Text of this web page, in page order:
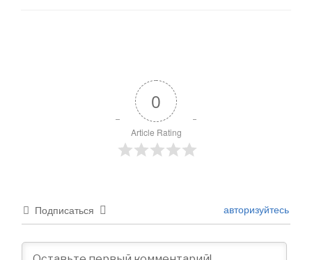
0
Article Rating
Подписаться авторизуйтесь